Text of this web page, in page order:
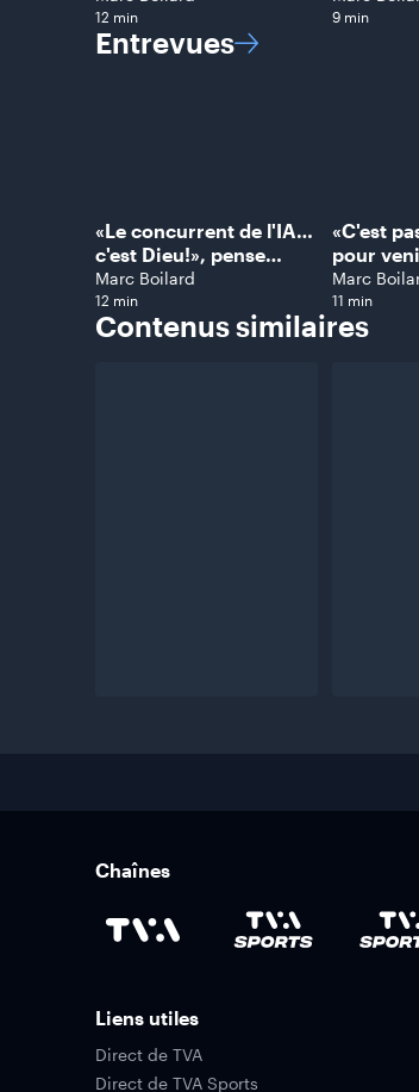
assure Nicolas
Duvernois
12 min 9 min
Entrevues
«Le concurrent de l'IA…
c'est Dieu!», pense
Amanda Fakihi
Marc Boilard
12 min
«C'est
pour
encore
2026?
Marc
11 min
Contenussimilaires
Chaînes
Liens utiles
Direct de TVA
Direct de TVA Sports